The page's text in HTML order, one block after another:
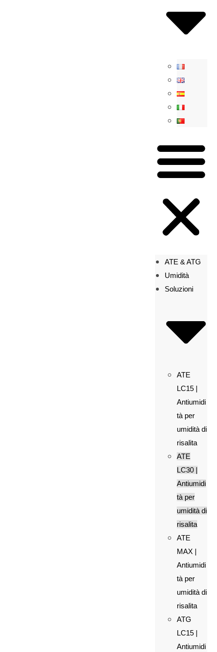
ATE & ATG
Umidità
Soluzioni
ATE
LC15 |
Antiumidi
tà per
umidità di
risalita
ATE
LC30 |
Antiumidi
tà per
umidità di
risalita
ATE
MAX |
Antiumidi
tà per
umidità di
risalita
ATG
LC15 |
Antiumidi